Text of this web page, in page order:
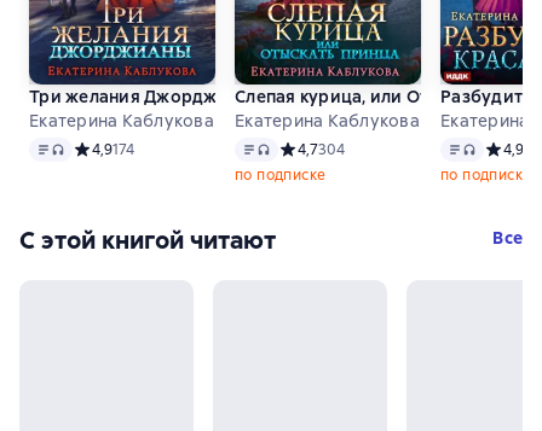
Три желания Джорджианы
Екатерина Каблукова
Текст , доступен аудиоформат
Средний рейтинг 4,9 на основе 174 оценок
4,9174
Слепая курица, или Отыскать
Екатерина Каблукова
Текст , доступен аудиоформат
Средний рейтинг 4,7 на основе 304
4,7304
по подписке
Разбудить
Екатерина
Текст , 4,9
по подписке
С этой книгой читают Все